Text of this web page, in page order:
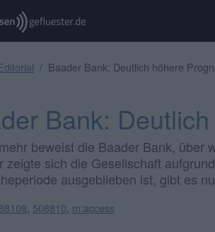
Baader Bank: Deutlich höhere
Bank:
beweist die Baader Bank, über
zeigte sich die Gesellschaft
ausgeblieben ist, gibt es
508810 m:access